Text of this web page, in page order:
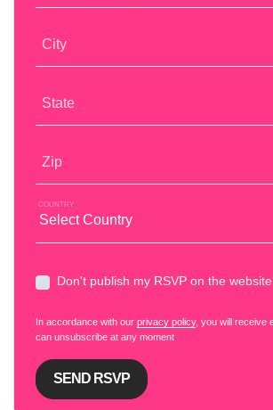
City
State
Zip
COUNTRY
Don't publish my RSVP on the website
In accordance with our privacy policy, you will receive
can unsubscribe at any moment